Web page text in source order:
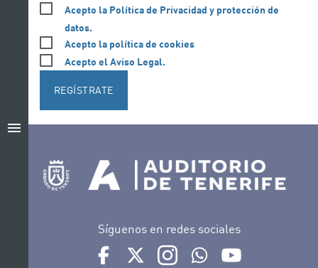
menu
Acepto la Política de Privacidad y protección de
datos.
Acepto la política de cookies
Acepto el Aviso Legal.
REGÍSTRATE
Síguenos en redes sociales
Ir a perfil de Auditorio de Tenerife en Facebook
Ir a perfil de Auditorio de Tenerife en
Ir a perfil de Auditorio de
Ir al Boletín Whatsapp